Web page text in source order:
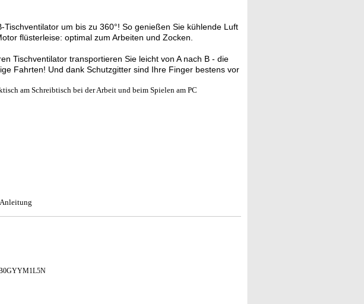
Tischventilator um bis zu 360°! So genießen Sie kühlende Luft
flüsterleise: optimal zum Arbeiten und Zocken.
Tischventilator transportieren Sie leicht von A nach B - die
Fahrten! Und dank Schutzgitter sind Ihre Finger bestens vor
am Schreibtisch bei der Arbeit und beim Spielen am PC